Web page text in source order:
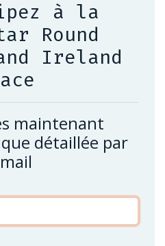
à la
Round
Ireland
maintenant
détaillée par